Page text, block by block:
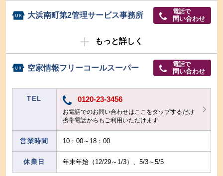
大浜南町第2管理サービス事務所 電話で
問い合わせ
もっと詳しく
空家情報フリーコールスーパー 電話で
問い合わせ
TEL 0120-23-3456
お電話でのお問い合わせはここをタップするだけ
携帯電話からもご利用いただけます
営業時間 10：00～18：00
休業日 年末年始（12/29～1/3）、5/3～5/5